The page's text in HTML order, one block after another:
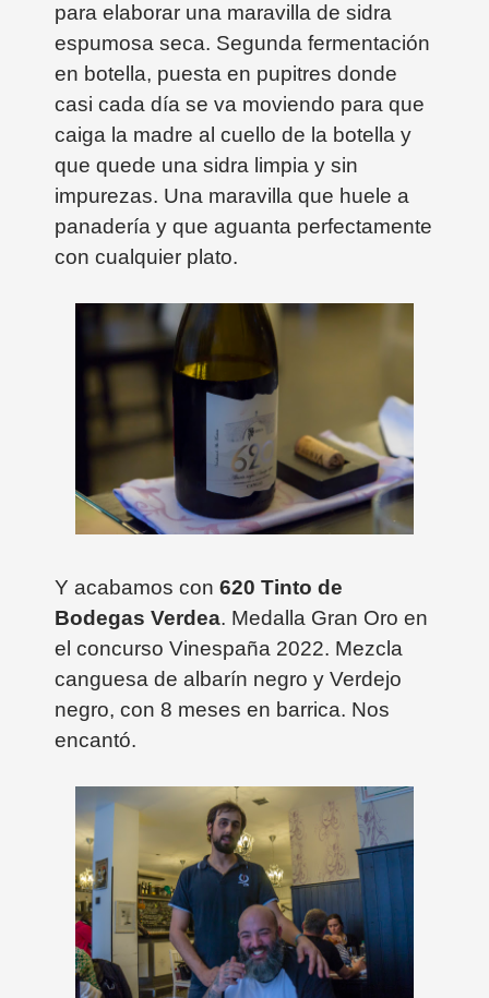
para elaborar una maravilla de sidra
espumosa seca. Segunda fermentación
en botella, puesta en pupitres donde
casi cada día se va moviendo para que
caiga la madre al cuello de la botella y
que quede una sidra limpia y sin
impurezas. Una maravilla que huele a
panadería y que aguanta perfectamente
con cualquier plato.
Y acabamos con 620 Tinto de
Bodegas Verdea. Medalla Gran Oro en
el concurso Vinespaña 2022. Mezcla
canguesa de albarín negro y Verdejo
negro, con 8 meses en barrica. Nos
encantó.